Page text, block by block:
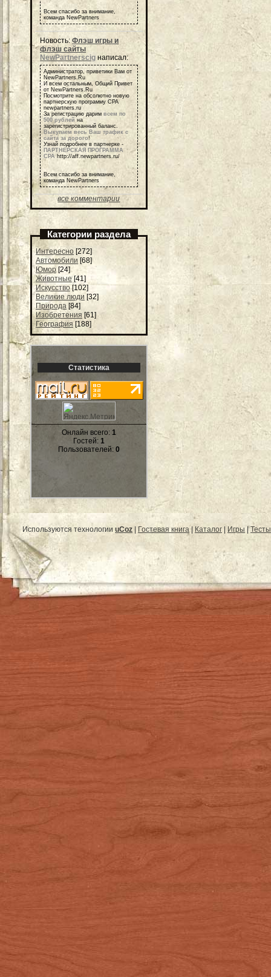
Всем спасибо за внимание,
команда NewPartners
Новость: Флэш игры и
флэш сайты
NewPartnerscig написал:
Администратор, приветики Вам от
NewPartners.Ru
И всем остальным, Общий Привет
от NewPartners.Ru
Посмотрите на обсолютно новую
партнерскую программу СРА
newpartners.ru
За регистрацию дарим всем по
500 рублей на
зарегистрированный баланс.
Выкупаем весь Ваш трафик с
сайта за дорого!
Узнай подробнее в партнерке -
ПАРТНЕРСКАЯ ПРОГРАММА
СРАhttp://aff.newpartners.ru/
Всем спасибо за внимание,
команда NewPartners
все комментарии
Категории раздела
Интересно [272]
Автомобили [68]
Юмор [24]
Животные [41]
Искусство [102]
Великие люди [32]
Природа [84]
Изобретения [61]
География [188]
Статистика
Онлайн всего: 1
Гостей: 1
Пользователей: 0
Используются технологии uCoz Гостевая книга| Каталог Игры |Тесты